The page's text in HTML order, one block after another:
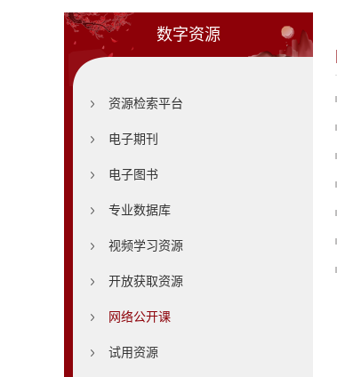
数字资源
资源检索平台
电子期刊
电子图书
专业数据库
视频学习资源
开放获取资源
网络公开课
试用资源